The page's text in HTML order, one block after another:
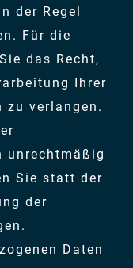
der Regel
Für die
das Recht,
Ihrer
zu verlangen.
unrechtmäßig
Sie statt der
der
Daten